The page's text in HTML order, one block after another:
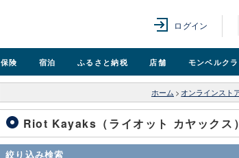
ログイン
保険 宿泊 ふるさと納税 店舗 モンベルク
ホーム > オンラインスト
Riot Kayaks（ライオット カヤックス）
絞り込み検索